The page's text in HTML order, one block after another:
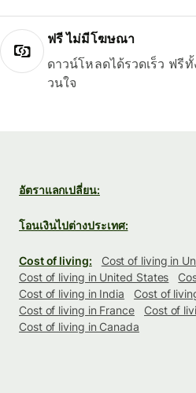
ฟรี ไม่มีโฆษณา
ดาวน์โหลดได้รวดเร็ว ฟ
วนใจ
อัตราแลกเปลี่ยน:
โอนเงินไปต่างประเทศ:
Cost of living:
Cost of living in
Cost of living in United States
Cost of living in India
Cost of
Cost of living in France
Cost of
Cost of living in Canada